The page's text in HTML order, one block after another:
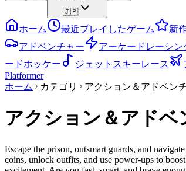
🇯🇵
ホーム 最近プレイしたゲーム 新
アドベンチャー
アーケードレーシン
ードホッケー
ジェットスキーレース
Platformer
ホーム
カテゴリ アクション＆アドベン
アクション＆アドベ
Escape the prison, outsmart guards, and
coins, unlock outfits, and use power-ups to